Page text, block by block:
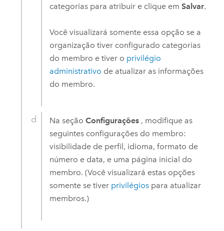
categorias para atribuir e clique emSalvar.
Você visualizará somente essa opção se a
organização tiver configurado categorias
do membro e tiver o privilégio
administrativo de atualizar as informações
do membro.
Na seçãoConfigurações , modifique as
seguintes configurações do membro:
visibilidade de perfil, idioma, formato de
número e data, e uma página inicial do
membro. (Você visualizará estas opções
somente se tiver privilégios para atualizar
membros.)